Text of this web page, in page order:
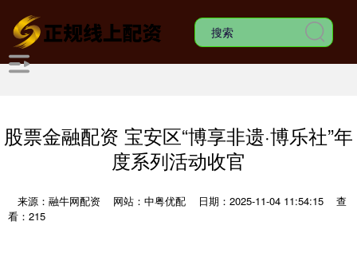
股票金融配资 宝安区“博享非遗·博乐社”年
度系列活动收官
来源：融牛网配资 网站：中粤优配 日期：2025-11-04 11:54:15
查
看：215